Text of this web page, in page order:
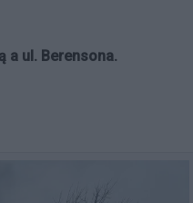
a ul. Berensona.